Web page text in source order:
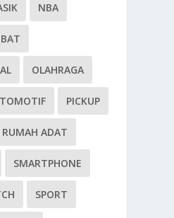
NBA
OLAHRAGA
PICKUP
RUMAH ADAT
SMARTPHONE
SPORT